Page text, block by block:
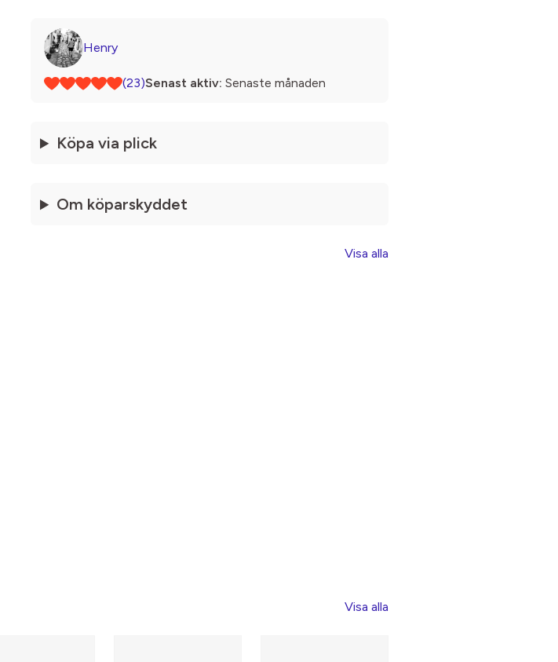
Henry
(23)Senast aktiv: Senaste månaden
Köpa via plick
Om köparskyddet
Visa alla
Visa alla